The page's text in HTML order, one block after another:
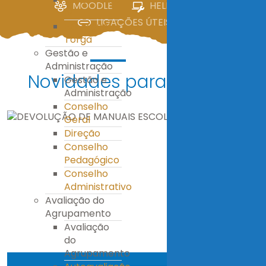
IV
E.S. Miguel
Torga
Gestão e
Administração
Gestão e
Administração
Conselho
Geral
Direção
Conselho
Pedagógico
Conselho
Administrativo
Avaliação do
Agrupamento
Avaliação
do
Agrupamento
MOODLE
HELPDESK
LIGAÇÕES ÚTEIS
Novidades para ti!